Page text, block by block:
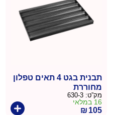
תבנית בגט 4 תאים טפלון
מחוררת
מק”ט: 630-3
16 במלאי
₪ 105